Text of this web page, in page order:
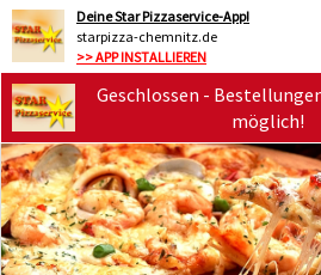
Deine Star Pizzaservice-App!
starpizza-chemnitz.de
>> APP INSTALLIEREN
Geschlossen -
möglich!